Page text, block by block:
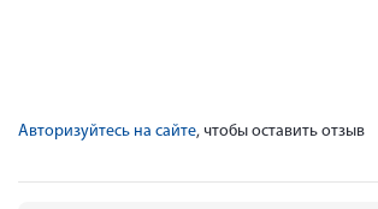
Авторизуйтесь на сайте, чтобы оставить отзыв